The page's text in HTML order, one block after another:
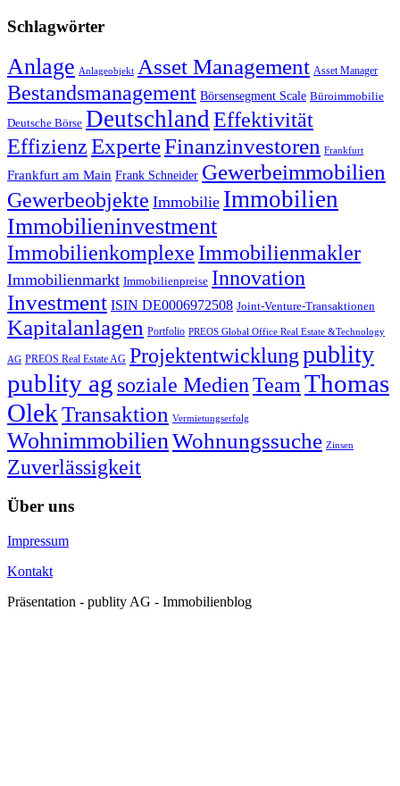
Schlagwörter
Anlage Anlageobjekt Asset Management Asset Manager
Bestandsmanagement Börsensegment Scale Büroimmobilie
Deutsche Börse DeutschlandEffektivität
EffizienzExperteFinanzinvestoren Frankfurt
Frankfurt am Main Frank Schneider Gewerbeimmobilien
Gewerbeobjekte Immobilie Immobilien
Immobilieninvestment
Immobilienkomplexe Immobilienmakler
Immobilienmarkt Immobilienpreise Innovation
Investment ISIN DE0006972508 Joint-Venture-Transaktionen
Kapitalanlagen Portfolio PREOS Global Office Real Estate &Technology
AG PREOS Real Estate AG Projektentwicklungpublity
publity ag soziale MedienTeam Thomas
OlekTransaktion Vermietungserfolg
WohnimmobilienWohnungssuche Zinsen
Zuverlässigkeit
Über uns
Impressum
Kontakt
Präsentation - publity AG - Immobilienblog